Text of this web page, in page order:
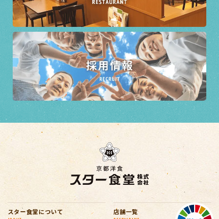
スター食堂について 店舗一覧